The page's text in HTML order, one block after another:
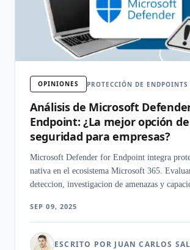
OPINIONES PROTECCIÓN DE ENDPOINTS
Análisis de Microsoft
Endpoint: ¿La mejor opción de
seguridad para empresas?
Microsoft Defender for Endpoint integra
nativa en el ecosistema Microsoft 365.
deteccion, investigacion de amenazas y
SEP 09, 2025
ESCRITO POR JUAN CARLOS